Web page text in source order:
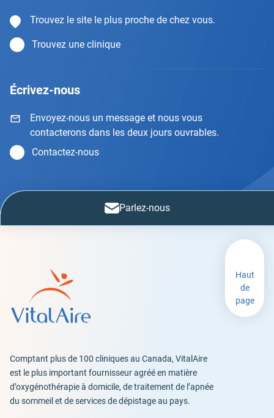
Parlez-nous
Trouvez le site le plus proche de chez vous.
Trouvez une clinique
Écrivez-nous
Envoyez-nous un message et nous vous
contacterons dans les deux jours ouvrables.
Contactez-nous
Comptant plus de 100 cliniques au Canada, VitalAire
est le plus important fournisseur agréé en matière
d’oxygénothérapie à domicile, de traitement de l’apnée
du sommeil et de services de dépistage au pays.
Haut
de
page